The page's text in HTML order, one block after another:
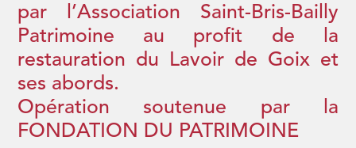
par l’Association Saint-Bris-Bailly
Patrimoine au profit de la
restauration du Lavoir de Goix et
ses abords.
Opération soutenue par la
FONDATION DU PATRIMOINE